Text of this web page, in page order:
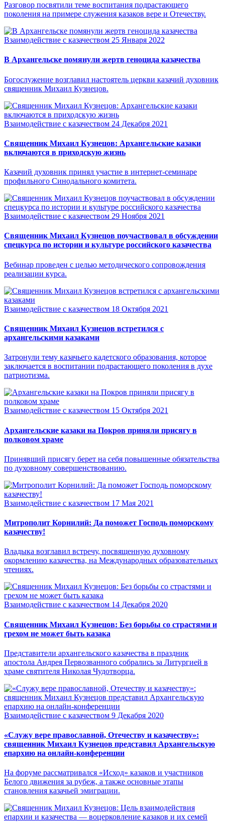
Разговор посвятили теме воспитания подрастающего
поколения на примере служения казаков вере и Отечеству.
Взаимодействие с казачеством 25 Января 2022
В Архангельске помянули жертв геноцида казачества
Богослужение возглавил настоятель церкви казачий духовник
священник Михаил Кузнецов.
Взаимодействие с казачеством 24 Декабря 2021
Священник Михаил Кузнецов: Архангельские казаки
включаются в приходскую жизнь
Казачий духовник принял участие в интернет-семинаре
профильного Синодального комитета.
Взаимодействие с казачеством 29 Ноября 2021
Священник Михаил Кузнецов поучаствовал в обсуждении
спецкурса по истории и культуре российского казачества
Вебинар проведен с целью методического сопровождения
реализации курса.
Взаимодействие с казачеством 18 Октября 2021
Священник Михаил Кузнецов встретился с
архангельскими казаками
Затронули тему казачьего кадетского образования, которое
заключается в воспитании подрастающего поколения в духе
патриотизма.
Взаимодействие с казачеством 15 Октября 2021
Архангельские казаки на Покров приняли присягу в
полковом храме
Принявший присягу берет на себя повышенные обязательства
по духовному совершенствованию.
Взаимодействие с казачеством 17 Мая 2021
Митрополит Корнилий: Да поможет Господь поморскому
казачеству!
Владыка возглавил встречу, посвященную духовному
окормлению казачества, на Международных образовательных
чтениях.
Взаимодействие с казачеством 14 Декабря 2020
Священник Михаил Кузнецов: Без борьбы со страстями и
грехом не может быть казака
Представители архангельского казачества в праздник
апостола Андрея Первозванного собрались за Литургией в
храме святителя Николая Чудотворца.
Взаимодействие с казачеством 9 Декабря 2020
«Служу вере православной, Отечеству и казачеству»:
священник Михаил Кузнецов представил Архангельскую
епархию на онлайн-конференции
На форуме рассматривался «Исход» казаков и участников
Белого движения за рубеж, а также основные этапы
становления казачьей эмиграции.